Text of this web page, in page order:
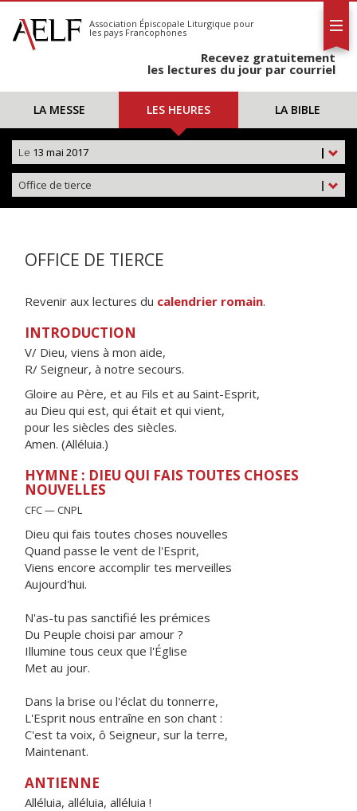
S'abonner
Calendrier
Association Épiscopale Liturgique pour
les pays Francophones
Recevez gratuitement
les lectures du jour par courriel
LA MESSE LES HEURES LA BIBLE
|
Le 13 mai 2017
|
Office de tierce
OFFICE DE TIERCE
Revenir aux lectures du calendrier romain.
INTRODUCTION
V/ Dieu, viens à mon aide,
R/ Seigneur, à notre secours.
Gloire au Père, et au Fils et au Saint-Esprit,
au Dieu qui est, qui était et qui vient,
pour les siècles des siècles.
Amen. (Alléluia.)
HYMNE : DIEU QUI FAIS TOUTES CHOSES
NOUVELLES
CFC — CNPL
Dieu qui fais toutes choses nouvelles
Quand passe le vent de l'Esprit,
Viens encore accomplir tes merveilles
Aujourd'hui.
N'as-tu pas sanctifié les prémices
Du Peuple choisi par amour ?
Illumine tous ceux que l'Église
Met au jour.
Dans la brise ou l'éclat du tonnerre,
L'Esprit nous entraîne en son chant :
C'est ta voix, ô Seigneur, sur la terre,
Maintenant.
ANTIENNE
Alléluia, alléluia, alléluia !